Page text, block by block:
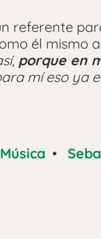
referente
él mismo
porque en
mí eso ya
Música •